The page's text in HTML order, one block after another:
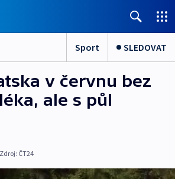
Sport SLEDOVAT
v červnu bez
ale s půl
Zdroj: ČT24